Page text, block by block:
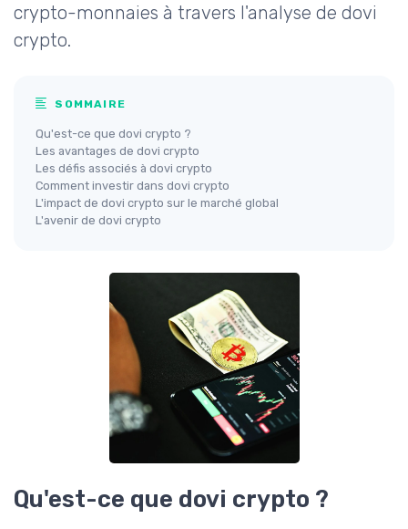
crypto-monnaies à travers l'analyse de dovi
crypto.
SOMMAIRE
Qu'est-ce que dovi crypto ?
Les avantages de dovi crypto
Les défis associés à dovi crypto
Comment investir dans dovi crypto
L'impact de dovi crypto sur le marché global
L'avenir de dovi crypto
Qu'est-ce que dovi crypto ?